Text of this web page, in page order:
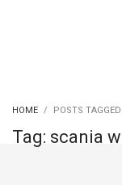
HOME POSTS
Tag: scania